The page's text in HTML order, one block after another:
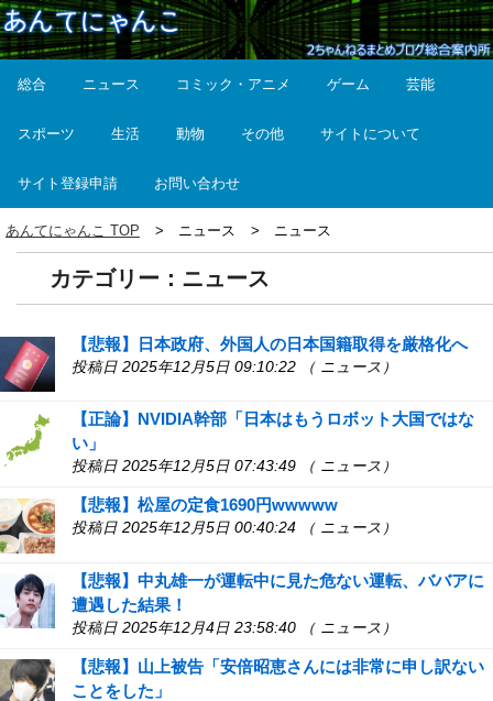
総合 ニュース コミック・アニメ ゲーム 芸能
スポーツ 生活 動物 その他 サイトについて
サイト登録申請 お問い合わせ
あんてにゃんこ TOP ニュース ニュース
カテゴリー：ニュース
【悲報】日本政府、外国人の日本国籍取得を厳格化へ
投稿日 2025年12月5日 09:10:22 （ ニュース）
【正論】NVIDIA幹部「日本はもうロボット大国ではな
い」
投稿日 2025年12月5日 07:43:49 （ ニュース）
【悲報】松屋の定食1690円wwwww
投稿日 2025年12月5日 00:40:24 （ ニュース）
【悲報】中丸雄一が運転中に見た危ない運転、ババアに
遭遇した結果！
投稿日 2025年12月4日 23:58:40 （ ニュース）
【悲報】山上被告「安倍昭恵さんには非常に申し訳ない
ことをした」